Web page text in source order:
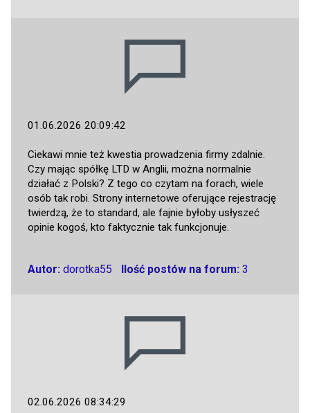
01.06.2026 20:09:42
Ciekawi mnie też kwestia prowadzenia firmy zdalnie.
Czy mając spółkę LTD w Anglii, można normalnie
działać z Polski? Z tego co czytam na forach, wiele
osób tak robi. Strony internetowe oferujące rejestrację
twierdzą, że to standard, ale fajnie byłoby usłyszeć
opinie kogoś, kto faktycznie tak funkcjonuje.
Autor: dorotka55 Ilość postów na forum: 3
02.06.2026 08:34:29